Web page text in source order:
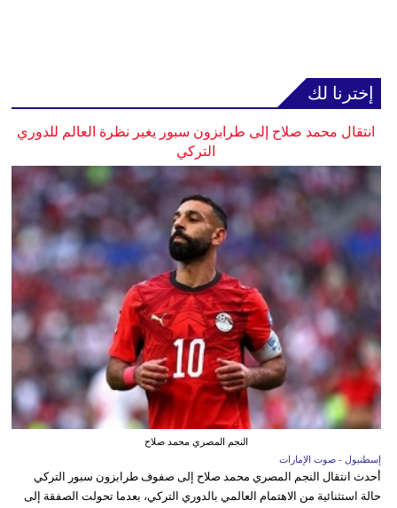
إخترنا لك
انتقال محمد صلاح إلى طرابزون سبور يغير نظرة العالم للدوري
التركي
النجم المصري محمد صلاح
إسطنبول - صوت الإمارات
أحدث انتقال النجم المصري محمد صلاح إلى صفوف طرابزون سبور التركي
حالة استثنائية من الاهتمام العالمي بالدوري التركي، بعدما تحولت الصفقة إلى